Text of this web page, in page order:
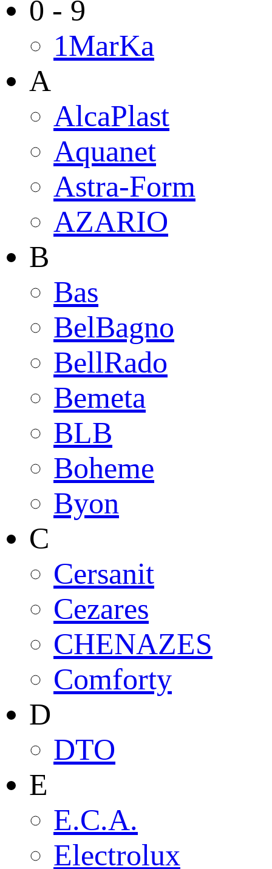
0 - 9
1MarKa
A
AlcaPlast
Aquanet
Astra-Form
AZARIO
B
Bas
BelBagno
BellRado
Bemeta
BLB
Boheme
Byon
C
Cersanit
Cezares
CHENAZES
Comforty
D
DTO
E
E.C.A.
Electrolux